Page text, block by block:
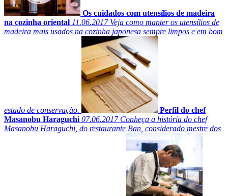
Os cuidados com utensílios de madeira
na cozinha oriental 11.06.2017Veja como manter os utensílios de
madeira mais usados na cozinha japonesa sempre limpos e em bom
estado de conservação.
Perfil do chef
Masanobu Haraguchi 07.06.2017Conheça a história do chef
Masanobu Haraguchi, do restaurante Ban, considerado mestre dos